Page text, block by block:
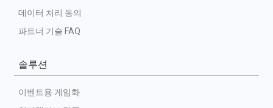
데이터 처리 동의
파트너 기술 FAQ
솔루션
이벤트용 게임화